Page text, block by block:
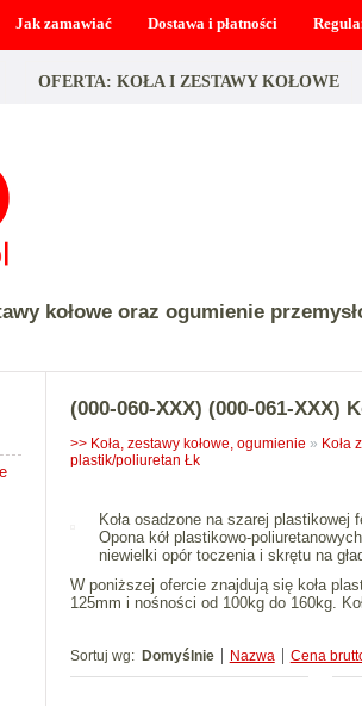
Jak zamawiać Dostawa i płatności
OFERTA: KOŁA I ZESTAWY KOŁOWE
kołowe oraz ogumienie
(000-060-XXX) (000-061-XXX)
>> Koła, zestawy kołowe, ogumienie » Koła
plastik/poliuretan Łk
Koła osadzone na szarej
Opona kół plastikowo-
niewielki opór toczenia i skrętu na
W poniższej ofercie znajdują się koła
125mm i nośności od 100kg do 160kg.
Sortuj wg: Domyślnie Nazwa Cena